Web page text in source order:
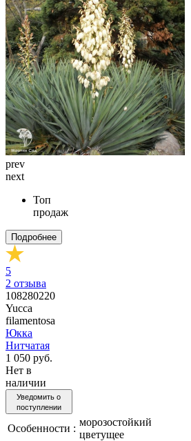
prev
next
Топ
продаж
Подробнее
5
2 отзыва
108280220
Yucca
filamentosa
Юкка
Нитчатая
1 050 руб.
Нет в
наличии
Уведомить о
поступлении
Особенности :
морозостойкий
цветущее